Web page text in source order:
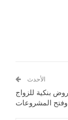
الأحدث
بنكية للزواج
المشروعات